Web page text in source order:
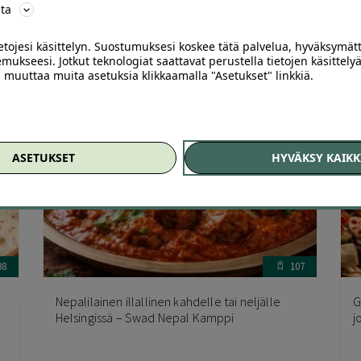
113,00€ 69,00 €
107
Nepalilainen illallinen kahdelle tai neljälle
Helsingissä – Swad Nepal Kamppi
käsittelyn. Suostumuksesi koskee tätä palvelua,
Jotkut teknologiat saattavat perustella tietojen
muita asetuksia klikkaamalla "Asetukset" linkkiä.
ASETUKSET HYVÄKSY